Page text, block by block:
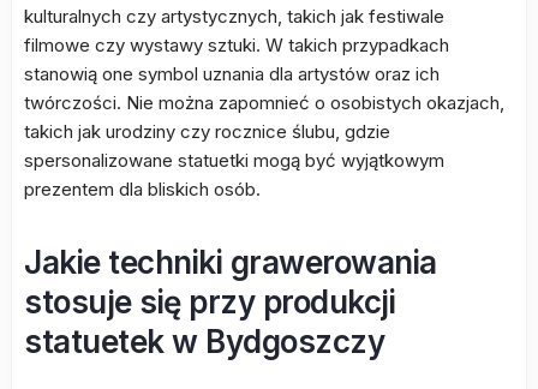
kulturalnych czy artystycznych, takich jak festiwale
filmowe czy wystawy sztuki. W takich przypadkach
stanowią one symbol uznania dla artystów oraz ich
twórczości. Nie można zapomnieć o osobistych okazjach,
takich jak urodziny czy rocznice ślubu, gdzie
spersonalizowane statuetki mogą być wyjątkowym
prezentem dla bliskich osób.
Jakie techniki grawerowania
stosuje się przy produkcji
statuetek w Bydgoszczy